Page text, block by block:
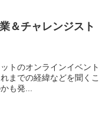
＆チャレンジスト
トのオンラインイベント
までの経緯などを聞くこ
も発...